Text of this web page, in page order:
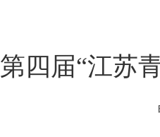
第四届“江苏